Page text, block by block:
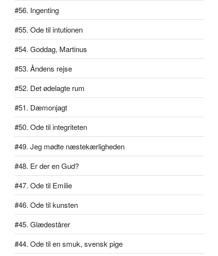
#56. Ingenting
#55. Ode til intutionen
#54. Goddag, Martinus
#53. Åndens rejse
#52. Det ødelagte rum
#51. Dæmonjagt
#50. Ode til integriteten
#49. Jeg mødte næstekærligheden
#48. Er der en Gud?
#47. Ode til Emilie
#46. Ode til kunsten
#45. Glædestårer
#44. Ode til en smuk, svensk pige